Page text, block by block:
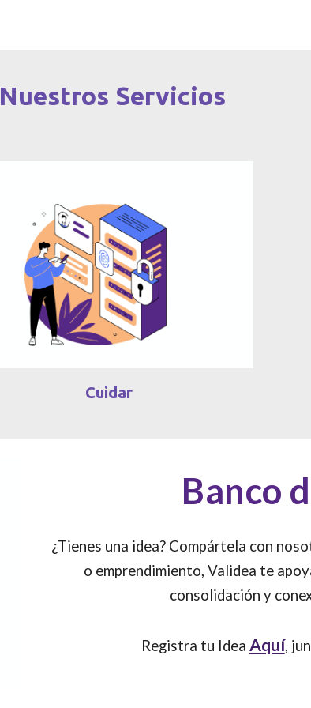
Nuestros Servicios
Cuidar
Banco
¿Tienes una idea? Compártela con
o emprendimiento,Validea te
consolidación y
Registra tu Idea Aquí,